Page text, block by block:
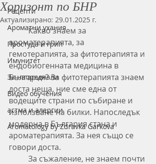
Рецепти
Ароматни ухания
Простуда и грип
Имунитет
За напреднали
Видео обучения
астма и алергии
Aromatology by Zdravka Garkova
Хоризонт по БНР
Актуализирано: 29.01.2025 г.
	Какво знаем за
ароматерапията, за
гемотерапията, за фитотерапията и
ендобиогенната медицина в
България? За фитотерапията знаем
доста неща, ние сме една от
водещите страни по събиране и
използване на билки. Напоследък
модерна в България стана и
ароматерапията. За нея също се
говори доста.